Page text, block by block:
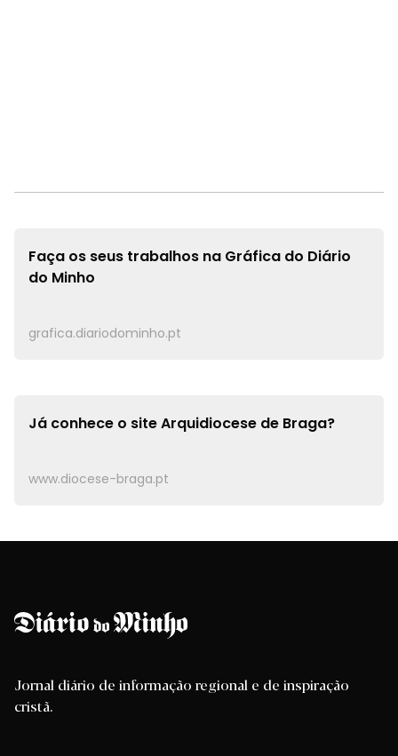
Faça os seus trabalhos na Gráfica do Diário
do Minho
grafica.diariodominho.pt
Já conhece o siteArquidiocese de Braga?
www.diocese-braga.pt
Jornal diário de informação regional e de inspiração
cristã.